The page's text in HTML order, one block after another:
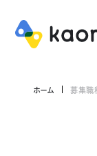
ホーム 募集職